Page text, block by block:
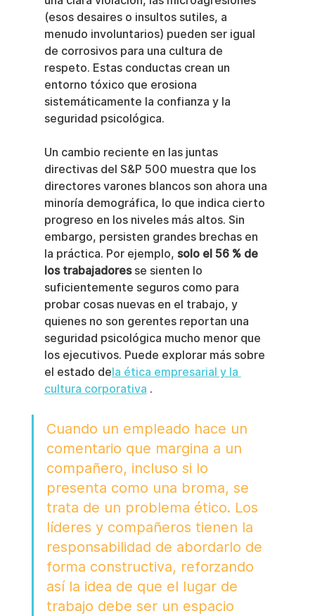
(esos desaires o insultos sutiles, a
menudo involuntarios) pueden ser igual
de corrosivos para una cultura de
respeto. Estas conductas crean un
entorno tóxico que erosiona
sistemáticamente la confianza y la
seguridad psicológica.
Un cambio reciente en las juntas
directivas del S&P 500 muestra que los
directores varones blancos son ahora una
minoría demográfica, lo que indica cierto
progreso en los niveles más altos. Sin
embargo, persisten grandes brechas en
la práctica. Por ejemplo, solo el 56 % de
los trabajadores se sienten lo
suficientemente seguros como para
probar cosas nuevas en el trabajo, y
quienes no son gerentes reportan una
seguridad psicológica mucho menor que
los ejecutivos. Puede explorar más sobre
el estado dela ética empresarial y la
cultura corporativa .
Cuando un empleado hace un
comentario que margina a un
compañero, incluso si lo
presenta como una broma, se
trata de un problema ético. Los
líderes y compañeros tienen la
responsabilidad de abordarlo de
forma constructiva, reforzando
así la idea de que el lugar de
trabajo debe ser un espacio